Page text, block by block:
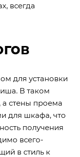
всегда
для установки
В таком
а стены проема
для шкафа, что
получения
всего-
в стиль к